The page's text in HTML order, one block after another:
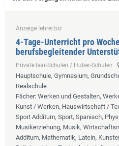
Anzeige lehrer.biz
4-Tage-Unterricht pro
berufsbegleitender
Private Isar-Schulen / Huber-Schulen
Hauptschule, Gymnasium,
Realschule
Fächer: Werken und Gestalten,
Kunst / Werken, Hauswirtschaft /
Sport Additum, Sport, Spanisch,
Musikerziehung, Musik,
Additum, Mathematik, Latein,